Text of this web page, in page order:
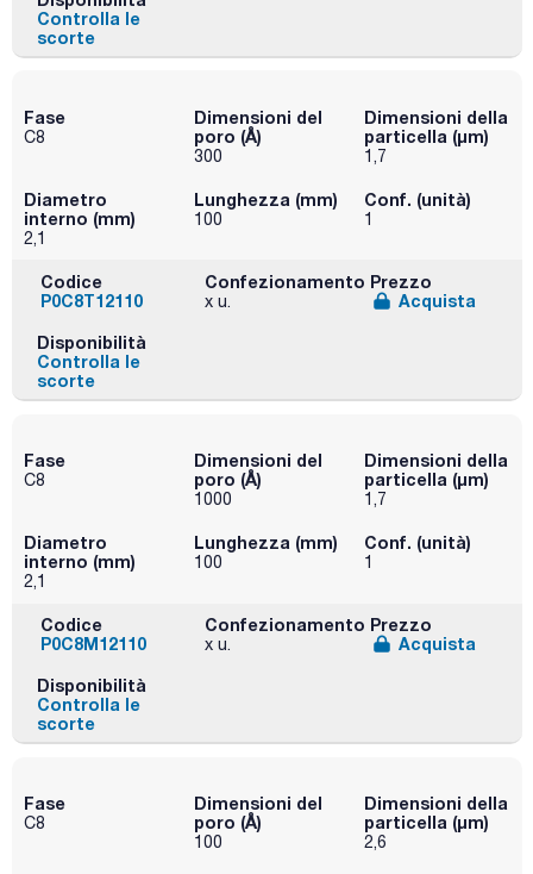
Controlla le
scorte
Fase
C8
Dimensioni del
poro (Å)
300
Dimensioni della
particella (μm)
1,7
Diametro
interno (mm)
2,1
Lunghezza (mm)
100
Conf. (unità)
1
Codice
P0C8T12110
Confezionamento
x u.
Prezzo
Acquista
Disponibilità
Controlla le
scorte
Fase
C8
Dimensioni del
poro (Å)
1000
Dimensioni della
particella (μm)
1,7
Diametro
interno (mm)
2,1
Lunghezza (mm)
100
Conf. (unità)
1
Codice
P0C8M12110
Confezionamento
x u.
Prezzo
Acquista
Disponibilità
Controlla le
scorte
Fase
C8
Dimensioni del
poro (Å)
100
Dimensioni della
particella (μm)
2,6